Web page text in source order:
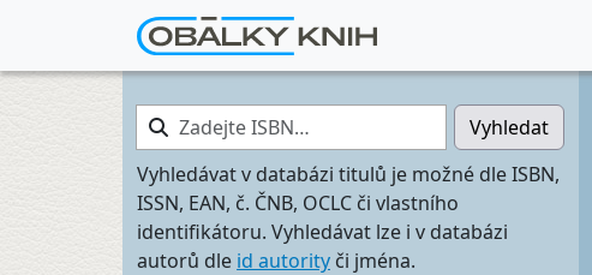
Zadejte ISBN…
Vyhledat
Vyhledávat v databázi titulů je možné dle ISBN,
ISSN, EAN, č. ČNB, OCLC či vlastního
identifikátoru. Vyhledávat lze i v databázi
autorů dle id autority či jména.